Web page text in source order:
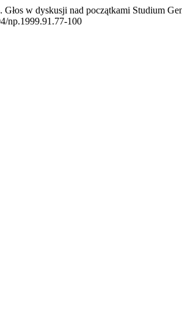
Głos w dyskusji nad początkami Studium
np.1999.91.77-100